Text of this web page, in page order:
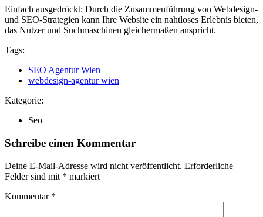
Einfach ausgedrückt: Durch die Zusammenführung von Webdesign-
und SEO-Strategien kann Ihre Website ein nahtloses Erlebnis bieten,
das Nutzer und Suchmaschinen gleichermaßen anspricht.
Tags:
SEO Agentur Wien
webdesign-agentur wien
Kategorie:
Seo
Schreibe einen Kommentar
Deine E-Mail-Adresse wird nicht veröffentlicht. Erforderliche
Felder sind mit * markiert
Kommentar *